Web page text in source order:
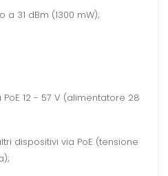
31 dBm (1300 mW);
12 - 57 V (alimentatore 28
dispositivi via PoE (tensione